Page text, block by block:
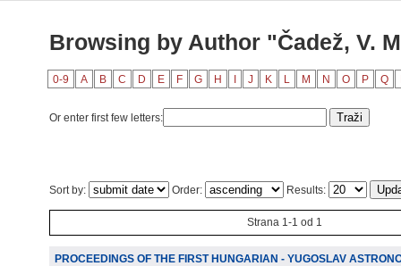
Browsing by Author "Čadež, V.
0-9 A B C D E F G H J K L M N O P Q
Or enter first few letters:
Sort by: Order: Results:
Strana 1-1 od 1
PROCEEDINGS OF THE FIRST HUNGARIAN - YUGOSLAV